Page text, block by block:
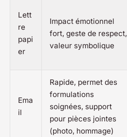
Lett
re
papi
er
Impact émotionnel
fort, geste de respect,
valeur symbolique
Ema
il
Rapide, permet des
formulations
soignées, support
pour pièces jointes
(photo, hommage)